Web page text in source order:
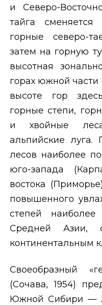
и Северо-
тайга
горные северо-
затем на горную
высотная
горах южной
высоте гор
горные степи,
и хвойные
альпийские луга.
лесов наиболее
юго-запада
востока
повышенного
степей
Средней Азии,
континентальным
Своеобразный
(Сочава, 1954)
Южной Сибири —